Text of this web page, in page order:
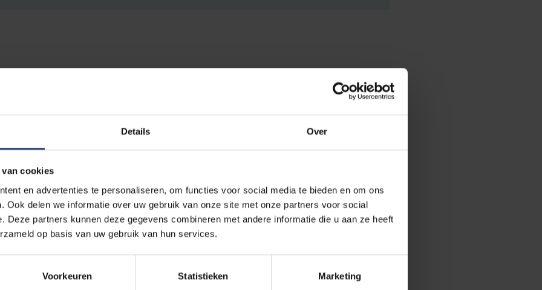
Details Over
van cookies
en advertenties te personaliseren, om functies voor social media te bieden en om ons
Ook delen we informatie over uw gebruik van onze site met onze partners voor social
Deze partners kunnen deze gegevens combineren met andere informatie die u aan ze heeft
op basis van uw gebruik van hun services.
Voorkeuren Statistieken Marketing
Jonas Lefevere:
regeringsevaluaties te
gebeurtenissen’
kleur’, zei viroloog Marc Van Ranst eind april. Vlamingen daarentegen laten zich
leiden door hun politieke voorkeur. Dat blijkt uit ‘De Stemming’, een uitgebreid
in april uitvoerden in opdracht van VRT NWS en De Standaard. De
van de federale en Vlaamse regeringen toonde namelijk aan dat
het regeringsbeleid waar hun partij aan meewerkt. Opvallend is wel dat
regering steunen, hoewel daar geen linkse partij in zit.